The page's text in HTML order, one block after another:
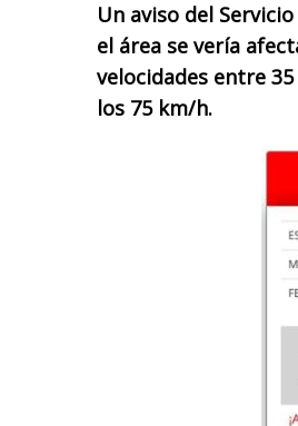
Un aviso del
el área se vería
velocidades entre
los 75 km/h.